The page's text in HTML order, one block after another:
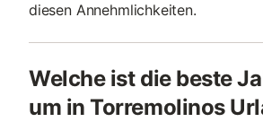
diesen Annehmlichkeiten.
Welche ist die beste
um in Torremolinos